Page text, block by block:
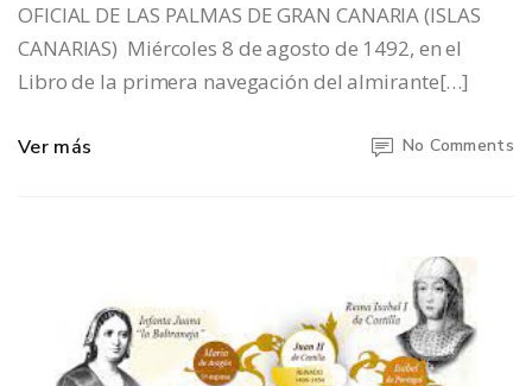
OFICIAL DE LAS PALMAS DE GRAN CANARIA (ISLAS
CANARIAS) Miércoles 8 de agosto de 1492, en el
Libro de la primera navegación del almirante[…]
Ver más No Comments